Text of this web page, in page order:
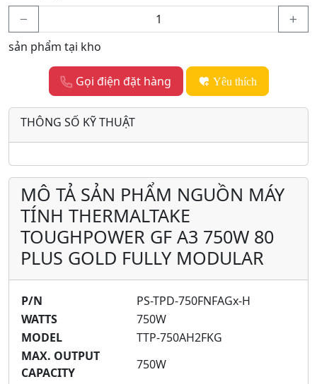
sản phẩm tại kho
Gọi điện đặt hàng Yêu thích
THÔNG SỐ KỸ THUẬT
MÔ TẢ SẢN PHẨM NGUỒN MÁY
TÍNH THERMALTAKE
TOUGHPOWER GF A3 750W 80
PLUS GOLD FULLY MODULAR
P/N
PS-TPD-750FNFAGx-H
WATTS
750W
MODEL
TTP-750AH2FKG
MAX. OUTPUT
CAPACITY
750W